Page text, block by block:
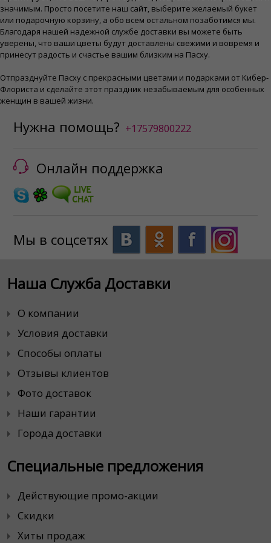
значимым. Просто посетите наш сайт, выберите желаемый букет
или подарочную корзину, а обо всем остальном позаботимся мы.
Благодаря нашей надежной службе доставки вы можете быть
уверены, что ваши цветы будут доставлены свежими и вовремя и
принесут радость и счастье вашим близким на Пасху.
Отпразднуйте Пасху с прекрасными цветами и подарками от Кибер-
Флориста и сделайте этот праздник незабываемым для особенных
женщин в вашей жизни.
Нужна помощь? +17579800222
Онлайн поддержка
Мы в соцсетях
Наша Служба Доставки
О компании
Условия доставки
Способы оплаты
Отзывы клиентов
Фото доставок
Наши гарантии
Города доставки
Специальные предложения
Действующие промо-акции
Скидки
Хиты продаж